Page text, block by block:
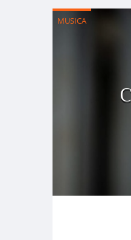
MUSICA